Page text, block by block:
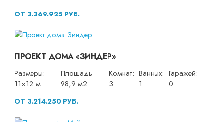
ОТ 3.369.925 РУБ.
ПРОЕКТ ДОМА «ЗИНДЕР»
Размеры:
11×12 м
Площадь:
98,9 м2
Комнат:
3
Ванных:
1
Гаражей:
0
ОТ 3.214.250 РУБ.